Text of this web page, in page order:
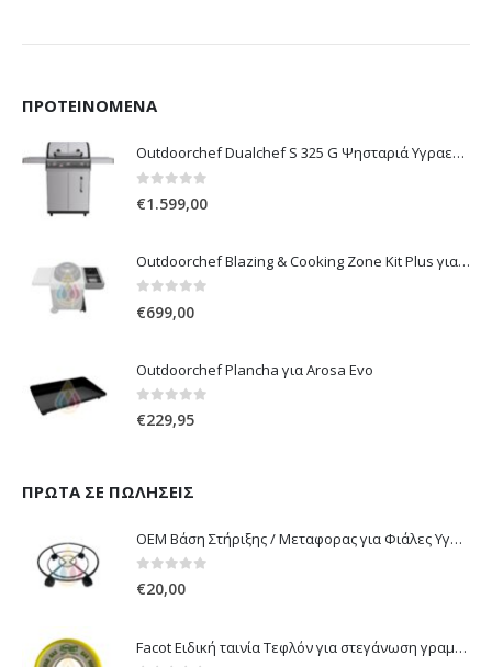
ΠΡΟΤΕΙΝΌΜΕΝΑ
Outdoorchef Dualchef S 325 G Ψησταριά Υγραερίου
€1.599,00
Outdoorchef Blazing & Cooking Zone Kit Plus για Ψησταριά Arosa Evo
€699,00
Outdoorchef Plancha για Arosa Evo
0out of 5
€229,95
ΠΡΏΤΑ ΣΕ ΠΩΛΉΣΕΙΣ
OEM Βάση Στήριξης / Μεταφορας για Φιάλες Υγραερίου 10 kg & 13 kg με ροδάκια
0out of 5
€20,00
Facot Ειδική ταινία Τεφλόν για στεγάνωση γραμμών αερίου 12m